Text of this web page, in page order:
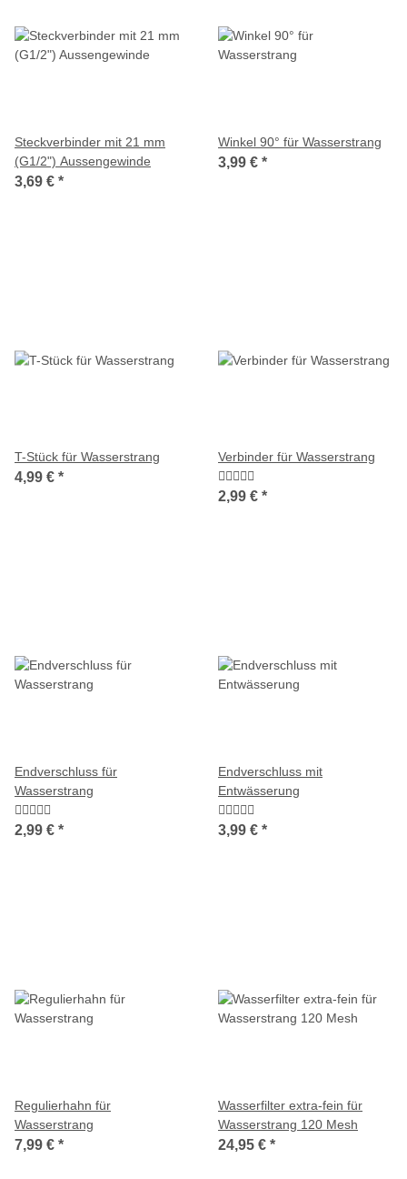
Steckverbinder mit 21 mm
(G1/2") Aussengewinde
3,69 € *
Winkel 90° für Wasserstrang
3,99 € *
T-Stück für Wasserstrang
4,99 € *
Verbinder für Wasserstrang
2,99 € *
Endverschluss für
Wasserstrang
2,99 € *
Endverschluss mit
Entwässerung
3,99 € *
Regulierhahn für
Wasserstrang
7,99 € *
Wasserfilter extra-fein für
Wasserstrang 120 Mesh
24,95 € *